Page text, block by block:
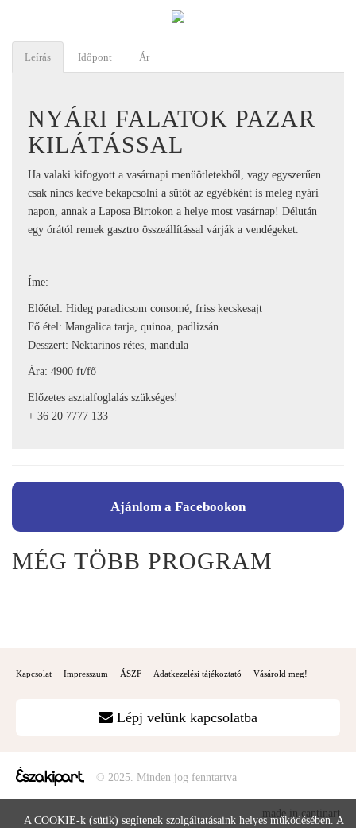
Leírás Időpont Ár
NYÁRI FALATOK PAZAR
KILÁTÁSSAL
Ha valaki kifogyott a vasárnapi menüötletekből, vagy egyszerűen
csak nincs kedve bekapcsolni a sütőt az egyébként is meleg nyári
napon, annak a Laposa Birtokon a helye most vasárnap! Délután
egy órától remek gasztro összeállítással várják a vendégeket.
Íme:
Előétel: Hideg paradicsom consomé, friss kecskesajt
Fő étel: Mangalica tarja, quinoa, padlizsán
Desszert: Nektarinos rétes, mandula
Ára: 4900 ft/fő
Előzetes asztalfoglalás szükséges!
+ 36 20 7777 133
Ajánlom a Facebookon
MÉG TÖBB PROGRAM
Kapcsolat Impresszum ÁSZF Adatkezelési tájékoztató Vásárold meg!
Lépj velünk kapcsolatba
© 2025. Minden jog fenntartva
made in cantinart
A COOKIE-k (sütik) segítenek szolgáltatásaink helyes működésében. A